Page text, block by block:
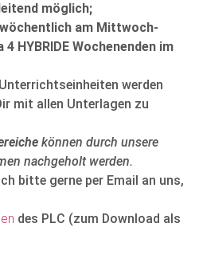
möglich;
am Mittwoch-
HYBRIDE Wochenenden im
werden
mit allen Unterlagen zu
können durch unsere
nachgeholt werden.
bitte gerne per Email an uns,
des PLC (zum Download als